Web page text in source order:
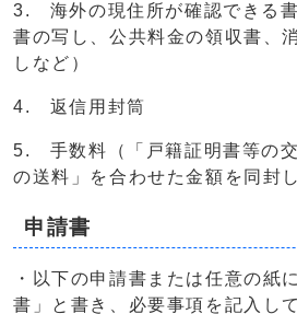
3. 海外の現住所が確認できる
書の写し、公共料金の領収書、
しなど）
4. 返信用封筒
5. 手数料（「戸籍証明書等の
の送料」を合わせた金額を同封
申請書
・以下の申請書または任意の紙
書」と書き、必要事項を記入し